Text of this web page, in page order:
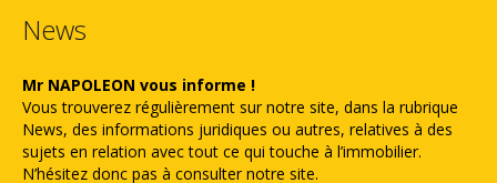
News
Mr NAPOLEON vous informe !
Vous trouverez régulièrement sur notre site, dans la rubrique
News, des informations juridiques ou autres, relatives à des
sujets en relation avec tout ce qui touche à l’immobilier.
N’hésitez donc pas à consulter notre site.